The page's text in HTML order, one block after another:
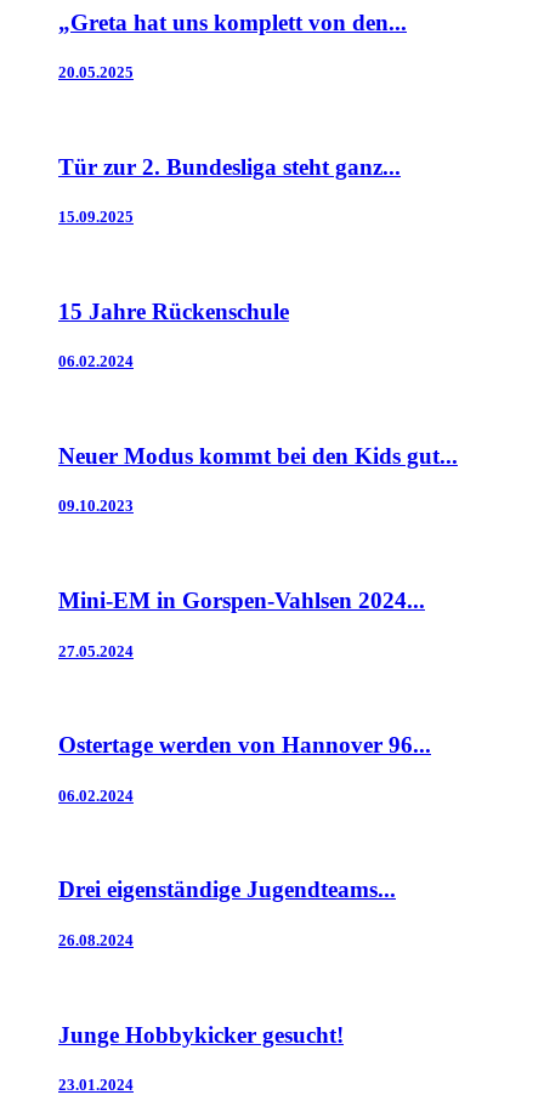
„Greta hat uns komplett von den...
20.05.2025
Tür zur 2. Bundesliga steht ganz...
15.09.2025
15 Jahre Rückenschule
06.02.2024
Neuer Modus kommt bei den Kids gut...
09.10.2023
Mini-EM in Gorspen-Vahlsen 2024...
27.05.2024
Ostertage werden von Hannover 96...
06.02.2024
Drei eigenständige Jugendteams...
26.08.2024
Junge Hobbykicker gesucht!
23.01.2024